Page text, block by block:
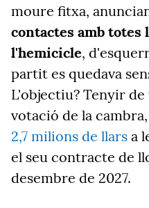
moure fitxa,
contactes amb totes
l'hemicicle,
partit es quedava
L'objectiu? Tenyir de
votació de la
2,7 milions de llars a
el seu contracte de
desembre de 2027.